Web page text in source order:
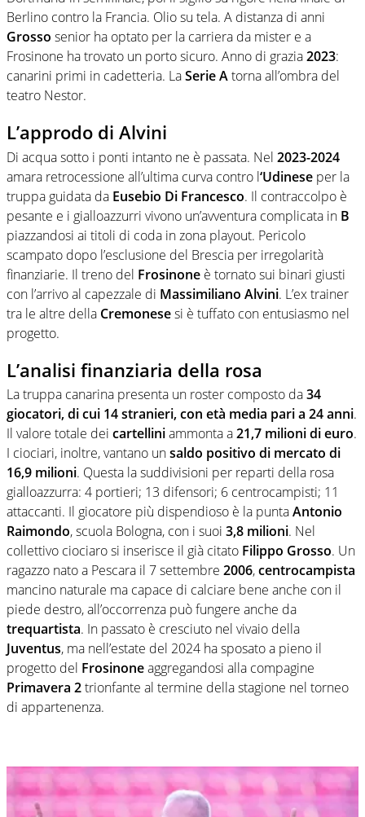
Berlino contro la Francia. Olio su tela. A distanza di anni
Grosso senior ha optato per la carriera da mister e a
Frosinone ha trovato un porto sicuro. Anno di grazia2023:
canarini primi in cadetteria. LaSerie Atorna all’ombra del
teatro Nestor.
L’approdo di Alvini
Di acqua sotto i ponti intanto ne è passata. Nel 2023-2024
amara retrocessione all’ultima curva contro l‘Udinese per la
truppa guidata da Eusebio Di Francesco. Il contraccolpo è
pesante e i gialloazzurri vivono un’avventura complicata in B
piazzandosi ai titoli di coda in zona playout. Pericolo
scampato dopo l’esclusione del Brescia per irregolarità
finanziarie. Il treno del Frosinone è tornato sui binari giusti
con l’arrivo al capezzale di Massimiliano Alvini. L’ex trainer
tra le altre della Cremonesesi è tuffato con entusiasmo nel
progetto.
L’analisi finanziaria della rosa
La truppa canarina presenta un roster composto da34
giocatori, di cui 14 stranieri, con età media pari a 24 anni.
Il valore totale dei cartelliniammonta a21,7 milioni di euro.
I ciociari, inoltre, vantano unsaldo positivo di mercato di
16,9 milioni. Questa la suddivisioni per reparti della rosa
gialloazzurra: 4 portieri; 13 difensori; 6 centrocampisti; 11
attaccanti. Il giocatore più dispendioso è la puntaAntonio
Raimondo, scuola Bologna, con i suoi 3,8 milioni. Nel
collettivo ciociaro si inserisce il già citato Filippo Grosso. Un
ragazzo nato a Pescara il 7 settembre 2006,centrocampista
mancino naturale ma capace di calciare bene anche con il
piede destro, all’occorrenza può fungere anche da
trequartista. In passato è cresciuto nel vivaio della
Juventus, ma nell’estate del 2024 ha sposato a pieno il
progetto del Frosinoneaggregandosi alla compagine
Primavera 2trionfante al termine della stagione nel torneo
di appartenenza.